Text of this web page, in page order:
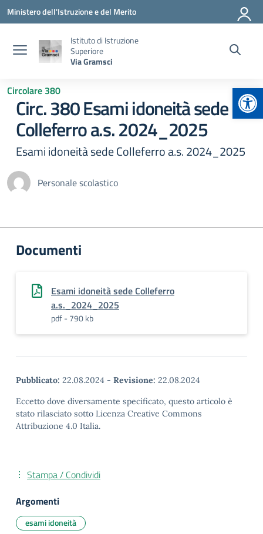
Vai ai contenuti
Vai al menu di navigazione
Vai al footer
Ministero dell'Istruzione e del Merito
Istituto di Istruzione
Superiore
Via Gramsci
Circolare 380
Circ. 380 Esami idoneità sede
Colleferro a.s. 2024_2025
Esami idoneità sede Colleferro a.s. 2024_2025
Personale scolastico
Documenti
Esami idoneità sede Colleferro
a.s._2024_2025
pdf - 790 kb
Pubblicato: 22.08.2024 - Revisione: 22.08.2024
Eccetto dove diversamente specificato, questo articolo è
stato rilasciato sotto Licenza Creative Commons
Attribuzione 4.0 Italia.
Stampa / Condividi
Argomenti
esami idoneità